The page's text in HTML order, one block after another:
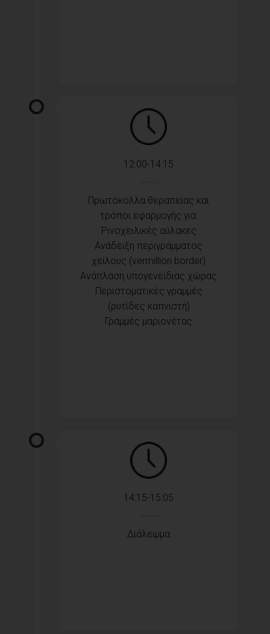
12:00-14:15
Πρωτόκολλα θεραπείας και
τρόποι εφαρμογής για:
Ρινοχειλικές αύλακες
Ανάδειξη περιγράμματος
χείλους (vermillion border)
Ανάπλαση υπογενείδιας χώρας
Περιστοματικές γραμμές
(ρυτίδες καπνιστή)
Γραμμές μαριονέτας
14:15-15:05
Διάλειμμα